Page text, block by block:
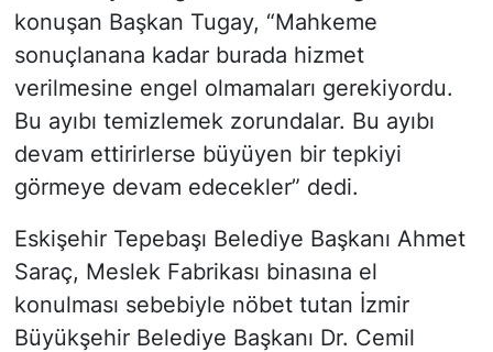
konuşan Başkan Tugay, “Mahkeme
sonuçlanana kadar burada hizmet
verilmesine engel olmamaları gerekiyordu.
Bu ayıbı temizlemek zorundalar. Bu ayıbı
devam ettirirlerse büyüyen bir tepkiyi
görmeye devam edecekler” dedi.
Eskişehir Tepebaşı Belediye Başkanı Ahmet
Saraç, Meslek Fabrikası binasına el
konulması sebebiyle nöbet tutan İzmir
Büyükşehir Belediye Başkanı Dr. Cemil